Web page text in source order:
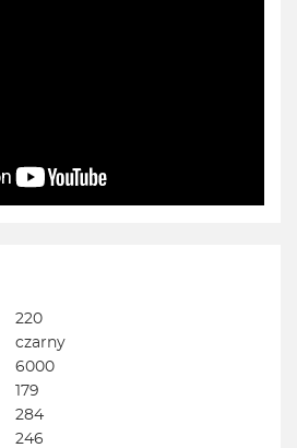
220
czarny
6000
179
284
246